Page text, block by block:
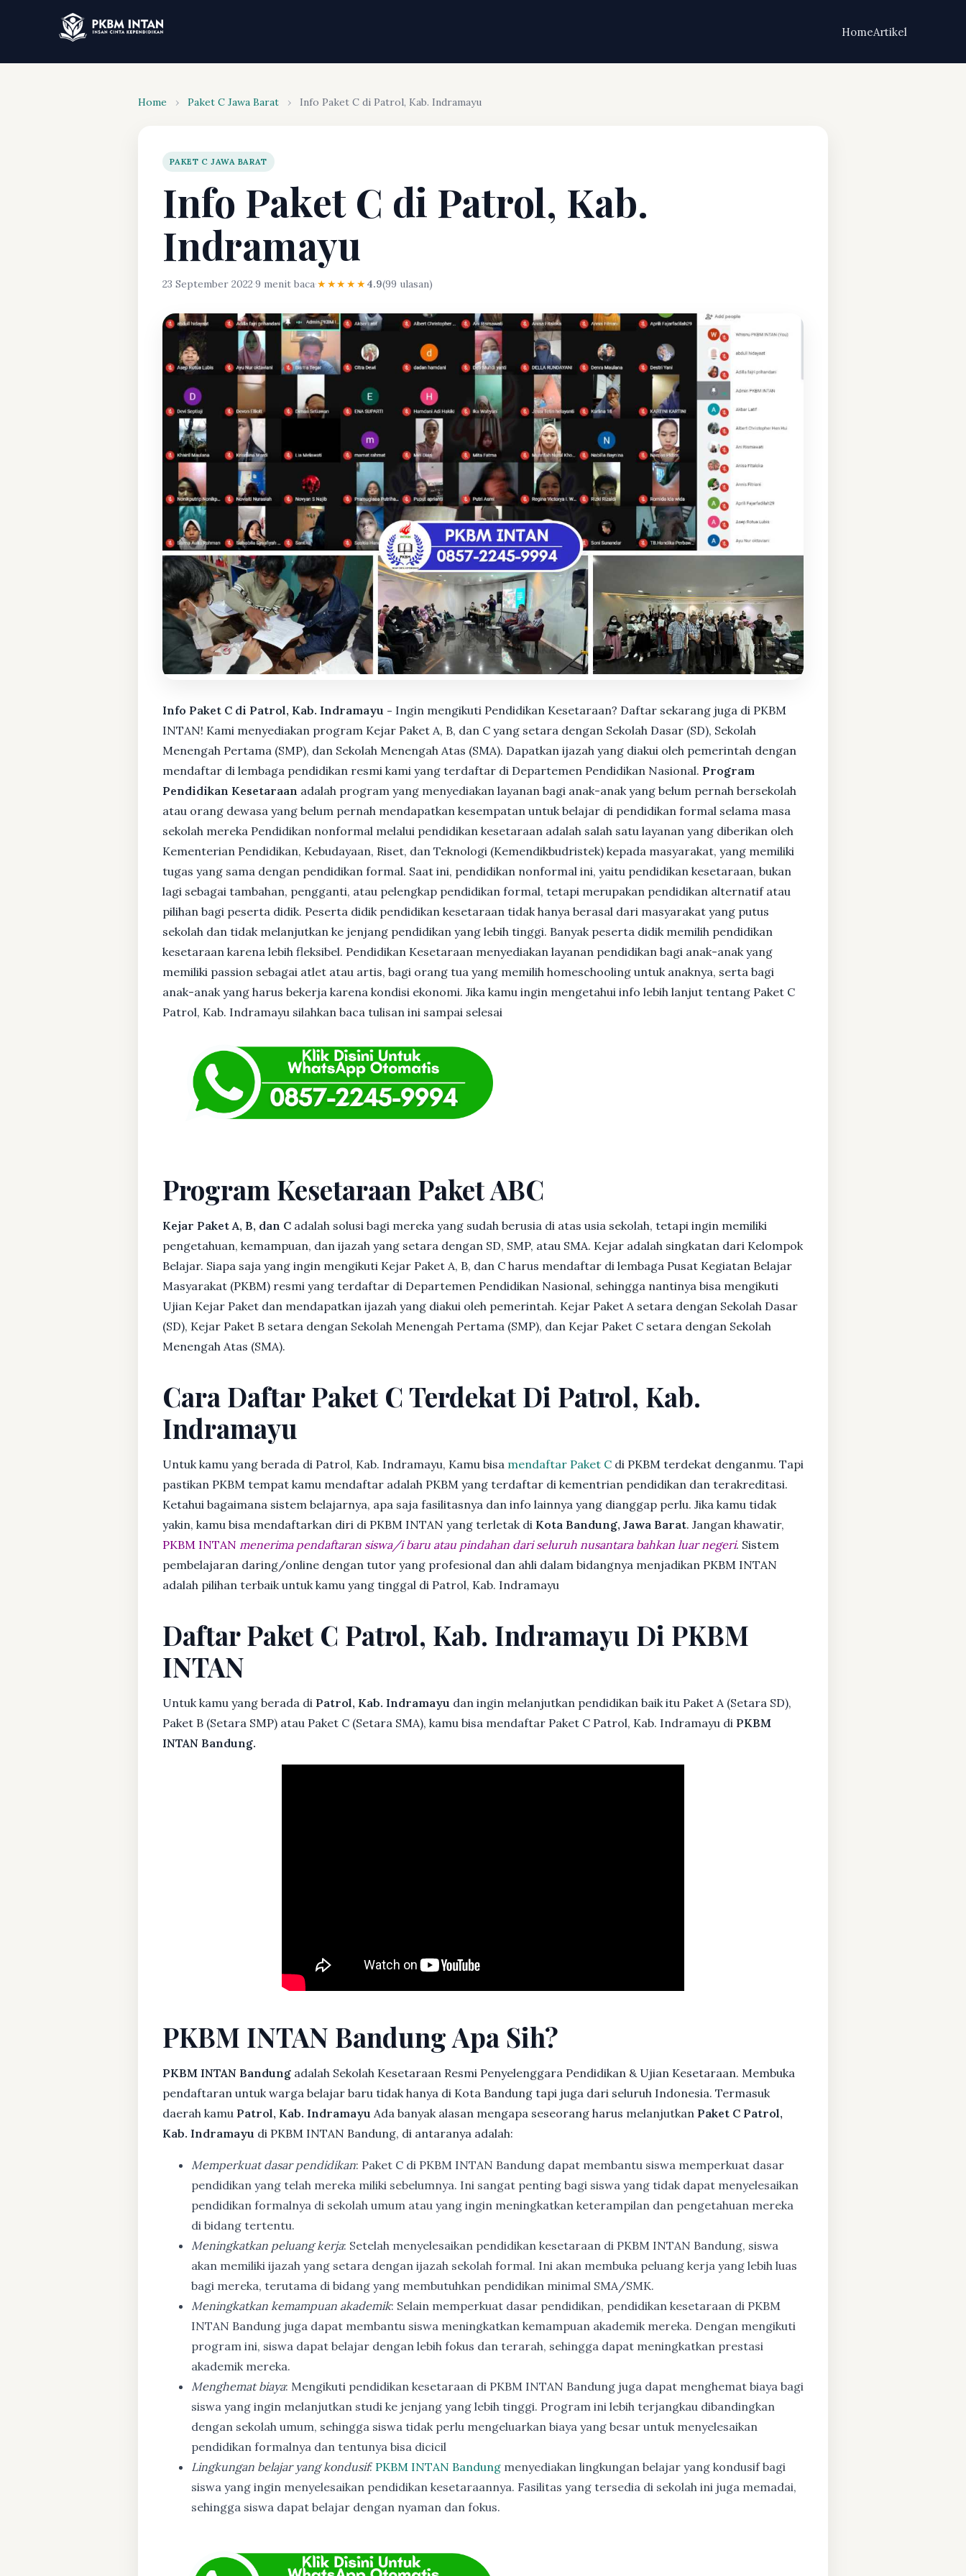
HomeArtikel
Home › Paket C Jawa Barat › Info Paket C di Patrol, Kab. Indramayu
PAKET C JAWA BARAT
Info Paket C di Patrol, Kab.
Indramayu
23 September 2022·9 menit baca·★★★★★4.9(99 ulasan)
Info Paket C di Patrol, Kab. Indramayu - Ingin mengikuti Pendidikan Kesetaraan? Daftar sekarang juga di PKBM
INTAN! Kami menyediakan program Kejar Paket A, B, dan C yang setara dengan Sekolah Dasar (SD), Sekolah
Menengah Pertama (SMP), dan Sekolah Menengah Atas (SMA). Dapatkan ijazah yang diakui oleh pemerintah dengan
mendaftar di lembaga pendidikan resmi kami yang terdaftar di Departemen Pendidikan Nasional. Program
Pendidikan Kesetaraan adalah program yang menyediakan layanan bagi anak-anak yang belum pernah bersekolah
atau orang dewasa yang belum pernah mendapatkan kesempatan untuk belajar di pendidikan formal selama masa
sekolah mereka Pendidikan nonformal melalui pendidikan kesetaraan adalah salah satu layanan yang diberikan oleh
Kementerian Pendidikan, Kebudayaan, Riset, dan Teknologi (Kemendikbudristek) kepada masyarakat, yang memiliki
tugas yang sama dengan pendidikan formal. Saat ini, pendidikan nonformal ini, yaitu pendidikan kesetaraan, bukan
lagi sebagai tambahan, pengganti, atau pelengkap pendidikan formal, tetapi merupakan pendidikan alternatif atau
pilihan bagi peserta didik. Peserta didik pendidikan kesetaraan tidak hanya berasal dari masyarakat yang putus
sekolah dan tidak melanjutkan ke jenjang pendidikan yang lebih tinggi. Banyak peserta didik memilih pendidikan
kesetaraan karena lebih fleksibel. Pendidikan Kesetaraan menyediakan layanan pendidikan bagi anak-anak yang
memiliki passion sebagai atlet atau artis, bagi orang tua yang memilih homeschooling untuk anaknya, serta bagi
anak-anak yang harus bekerja karena kondisi ekonomi. Jika kamu ingin mengetahui info lebih lanjut tentang Paket C
Patrol, Kab. Indramayu silahkan baca tulisan ini sampai selesai
Program Kesetaraan Paket ABC
Kejar Paket A, B, dan C adalah solusi bagi mereka yang sudah berusia di atas usia sekolah, tetapi ingin memiliki
pengetahuan, kemampuan, dan ijazah yang setara dengan SD, SMP, atau SMA. Kejar adalah singkatan dari Kelompok
Belajar. Siapa saja yang ingin mengikuti Kejar Paket A, B, dan C harus mendaftar di lembaga Pusat Kegiatan Belajar
Masyarakat (PKBM) resmi yang terdaftar di Departemen Pendidikan Nasional, sehingga nantinya bisa mengikuti
Ujian Kejar Paket dan mendapatkan ijazah yang diakui oleh pemerintah. Kejar Paket A setara dengan Sekolah Dasar
(SD), Kejar Paket B setara dengan Sekolah Menengah Pertama (SMP), dan Kejar Paket C setara dengan Sekolah
Menengah Atas (SMA).
Cara Daftar Paket C Terdekat Di Patrol, Kab.
Indramayu
Untuk kamu yang berada di Patrol, Kab. Indramayu, Kamu bisa mendaftar Paket C di PKBM terdekat denganmu. Tapi
pastikan PKBM tempat kamu mendaftar adalah PKBM yang terdaftar di kementrian pendidikan dan terakreditasi.
Ketahui bagaimana sistem belajarnya, apa saja fasilitasnya dan info lainnya yang dianggap perlu. Jika kamu tidak
yakin, kamu bisa mendaftarkan diri di PKBM INTAN yang terletak di Kota Bandung, Jawa Barat. Jangan khawatir,
PKBM INTAN menerima pendaftaran siswa/i baru atau pindahan dari seluruh nusantara bahkan luar negeri. Sistem
pembelajaran daring/online dengan tutor yang profesional dan ahli dalam bidangnya menjadikan PKBM INTAN
adalah pilihan terbaik untuk kamu yang tinggal di Patrol, Kab. Indramayu
Daftar Paket C Patrol, Kab. Indramayu Di PKBM
INTAN
Untuk kamu yang berada di Patrol, Kab. Indramayu dan ingin melanjutkan pendidikan baik itu Paket A (Setara SD),
Paket B (Setara SMP) atau Paket C (Setara SMA), kamu bisa mendaftar Paket C Patrol, Kab. Indramayu di PKBM
INTAN Bandung.
PKBM INTAN Bandung Apa Sih?
PKBM INTAN Bandung adalah Sekolah Kesetaraan Resmi Penyelenggara Pendidikan & Ujian Kesetaraan. Membuka
pendaftaran untuk warga belajar baru tidak hanya di Kota Bandung tapi juga dari seluruh Indonesia. Termasuk
daerah kamu Patrol, Kab. Indramayu Ada banyak alasan mengapa seseorang harus melanjutkan Paket C Patrol,
Kab. Indramayu di PKBM INTAN Bandung, di antaranya adalah:
Memperkuat dasar pendidikan: Paket C di PKBM INTAN Bandung dapat membantu siswa memperkuat dasar
pendidikan yang telah mereka miliki sebelumnya. Ini sangat penting bagi siswa yang tidak dapat menyelesaikan
pendidikan formalnya di sekolah umum atau yang ingin meningkatkan keterampilan dan pengetahuan mereka
di bidang tertentu.
Meningkatkan peluang kerja: Setelah menyelesaikan pendidikan kesetaraan di PKBM INTAN Bandung, siswa
akan memiliki ijazah yang setara dengan ijazah sekolah formal. Ini akan membuka peluang kerja yang lebih luas
bagi mereka, terutama di bidang yang membutuhkan pendidikan minimal SMA/SMK.
Meningkatkan kemampuan akademik: Selain memperkuat dasar pendidikan, pendidikan kesetaraan di PKBM
INTAN Bandung juga dapat membantu siswa meningkatkan kemampuan akademik mereka. Dengan mengikuti
program ini, siswa dapat belajar dengan lebih fokus dan terarah, sehingga dapat meningkatkan prestasi
akademik mereka.
Menghemat biaya: Mengikuti pendidikan kesetaraan di PKBM INTAN Bandung juga dapat menghemat biaya bagi
siswa yang ingin melanjutkan studi ke jenjang yang lebih tinggi. Program ini lebih terjangkau dibandingkan
dengan sekolah umum, sehingga siswa tidak perlu mengeluarkan biaya yang besar untuk menyelesaikan
pendidikan formalnya dan tentunya bisa dicicil
Lingkungan belajar yang kondusif: PKBM INTAN Bandung menyediakan lingkungan belajar yang kondusif bagi
siswa yang ingin menyelesaikan pendidikan kesetaraannya. Fasilitas yang tersedia di sekolah ini juga memadai,
sehingga siswa dapat belajar dengan nyaman dan fokus.